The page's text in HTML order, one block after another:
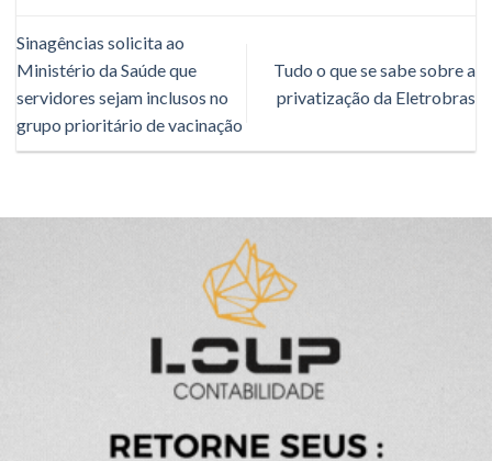
Sinagências solicita ao
Ministério da Saúde que
servidores sejam inclusos no
grupo prioritário de vacinação
Tudo o que se sabe sobre a
privatização da Eletrobras